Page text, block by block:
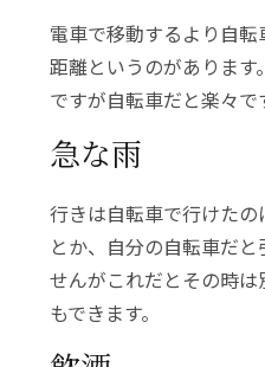
電車で移動するより自
距離というのがありま
ですが自転車だと楽々で
急な雨
行きは自転車で行けた
とか、自分の自転車だ
せんがこれだとその時
もできます。